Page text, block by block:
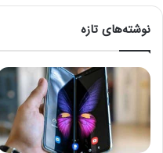
نوشته‌های تازه